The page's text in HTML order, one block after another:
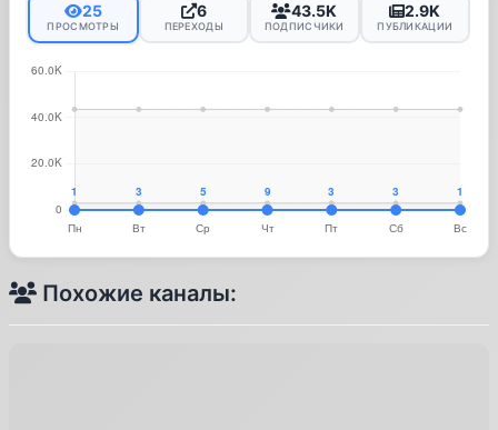
25
ПРОСМОТРЫ
6
ПЕРЕХОДЫ
43.5K
ПОДПИСЧИКИ
2.9K
ПУБЛИКАЦИИ
Похожие каналы: